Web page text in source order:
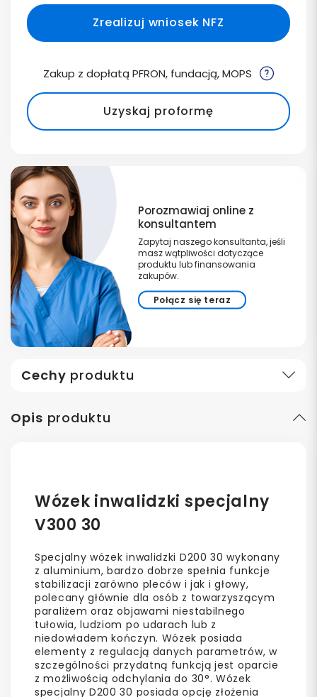
Zrealizuj wniosek NFZ
Zakup z dopłatą PFRON, fundacją, MOPS
Uzyskaj proformę
Porozmawiaj online z
konsultantem
Zapytaj naszego konsultanta, jeśli
masz wątpliwości dotyczące
produktu lub finansowania
zakupów.
Połącz się teraz
Cechy produktu
Opis produktu
Wózek inwalidzki specjalny
V300 30
Specjalny wózek inwalidzki D200 30 wykonany
z aluminium, bardzo dobrze spełnia funkcje
stabilizacji zarówno pleców i jak i głowy,
polecany głównie dla osób z towarzyszącym
paraliżem oraz objawami niestabilnego
tułowia, ludziom po udarach lub z
niedowładem kończyn. Wózek posiada
elementy z regulacją danych parametrów, w
szczególności przydatną funkcją jest oparcie
z możliwością odchylania do 30°. Wózek
specjalny D200 30 posiada opcję złożenia